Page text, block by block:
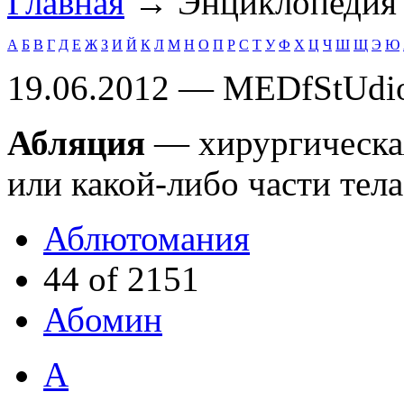
А Б В Г Д Е Ж З И Й К Л М Н О П Р С Т У Ф Х Ц Ч Ш Щ Э Ю
19.06.2012 —
Абляция —
или какой-либо части
Аблютомания
44 of 2151
Абомин
А